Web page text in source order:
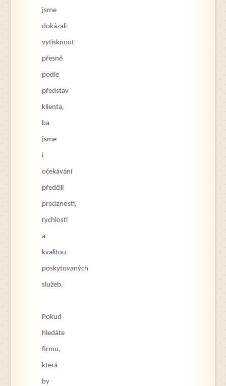
jsme
dokázali
vytisknout
přesně
podle
představ
klienta,
ba
jsme
i
očekávání
předčili
precizností,
rychlostí
a
kvalitou
poskytovaných
služeb.
Pokud
hledáte
firmu,
která
by